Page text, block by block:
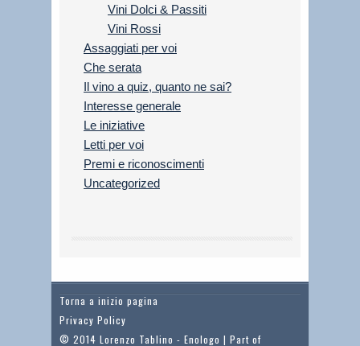
Vini Dolci & Passiti
Vini Rossi
Assaggiati per voi
Che serata
Il vino a quiz, quanto ne sai?
Interesse generale
Le iniziative
Letti per voi
Premi e riconoscimenti
Uncategorized
Torna a inizio pagina
Privacy Policy
© 2014 Lorenzo Tablino - Enologo | Part of